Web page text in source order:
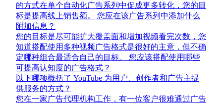
的方式在单个自动化广告系列中促成更多转化，您的目
标是提高线上销售额。 您应在该广告系列中添加什么
附加信息？
您的目标是尽可能扩大覆盖面和增加视频看完次数，您
知道搭配使用多种视频广告格式是很好的主意，但不确
定哪种组合最适合自己的目标。 您应该搭配使用哪些
可提高认知度的广告格式？
以下哪项概括了 YouTube 为用户、创作者和广告主提
供服务的方式？
您在一家广告代理机构工作，有一位客户很难通过广告